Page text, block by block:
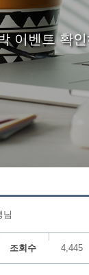
이벤트 확
님
조회수 4,445